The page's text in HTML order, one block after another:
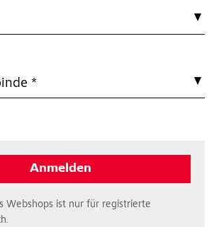
*
Anmelden
Webshops ist nur für registrierte